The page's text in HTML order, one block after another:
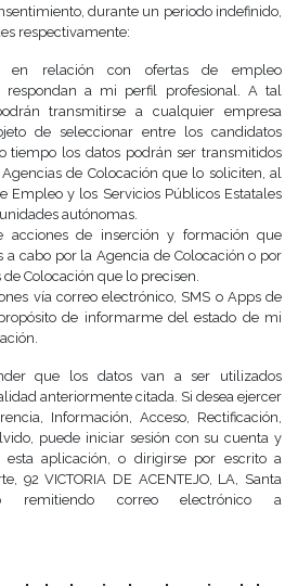
durante un periodo indefinido,
respectivamente:
en relación con ofertas de empleo
respondan a mi perfil profesional. A tal
transmitirse a cualquier empresa
de seleccionar entre los candidatos
tiempo los datos podrán ser transmitidos
de Colocación que lo soliciten, al
Empleo y los Servicios Públicos Estatales
autónomas.
acciones de inserción y formación que
a cabo por la Agencia de Colocación o por
Colocación que lo precisen.
vía correo electrónico, SMS o Apps de
de informarme del estado de mi
que los datos van a ser utilizados
anteriormente citada. Si desea ejercer
Información, Acceso, Rectificación,
puede iniciar sesión con su cuenta y
aplicación, o dirigirse por escrito a
92 VICTORIA DE ACENTEJO, LA, Santa
correo electrónico a